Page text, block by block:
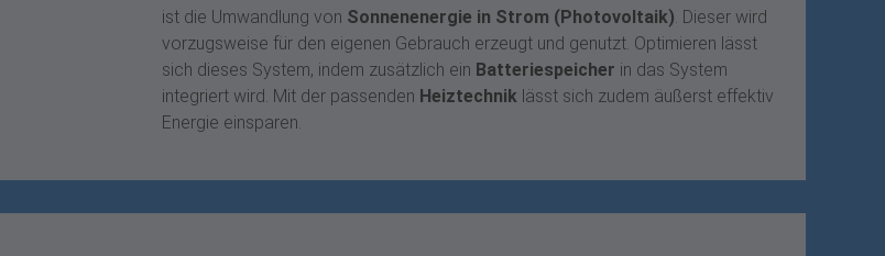
ist die Umwandlung von Sonnenenergie in Strom (Photovoltaik). Dieser wird
vorzugsweise für den eigenen Gebrauch erzeugt und genutzt. Optimieren lässt
sich dieses System, indem zusätzlich ein Batteriespeicher in das System
integriert wird. Mit der passenden Heiztechnik lässt sich zudem äußerst effektiv
Energie einsparen.